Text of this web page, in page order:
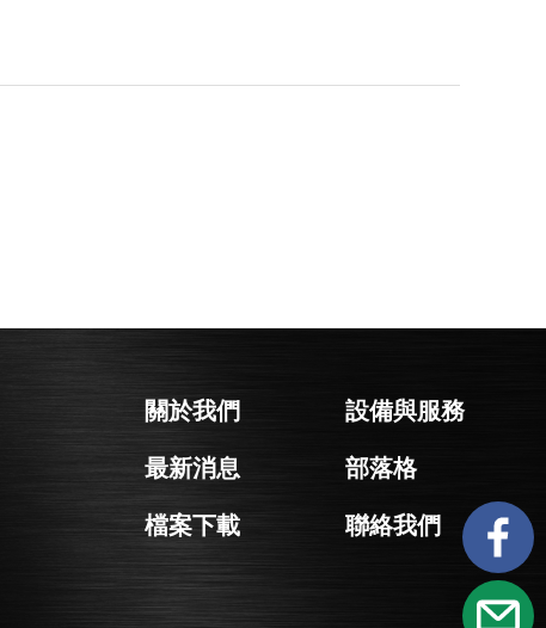
關於我們
設備與服務
最新消息
部落格
檔案下載
聯絡我們